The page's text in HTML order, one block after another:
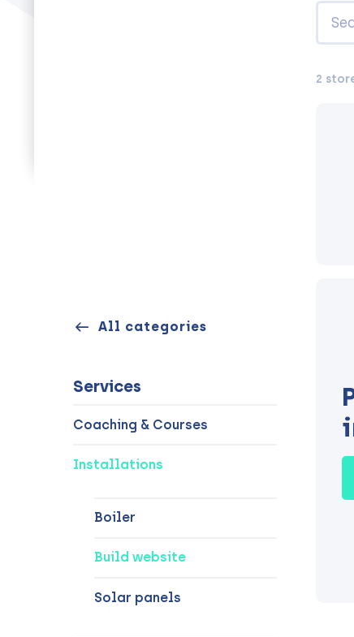
All categories
Services
Coaching & Courses
Installations
Boiler
Build website
Solar panels
2